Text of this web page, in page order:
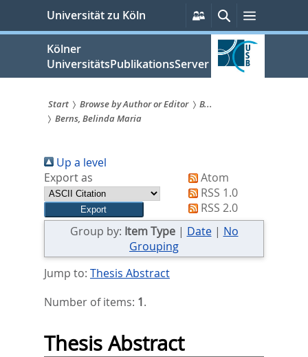
springen
Universität zu Köln
Persönliche
Services
SucheMenü
Kölner
UniversitätsPublikationsServer
Sie
sind
hier:
Start Browse by Author or Editor
B...
Berns, Belinda Maria
Up a level
Export as
Atom
RSS 1.0
RSS 2.0
Group by: Item Type| Date| No
Grouping
Jump to: Thesis Abstract
Number of items: 1.
Thesis Abstract